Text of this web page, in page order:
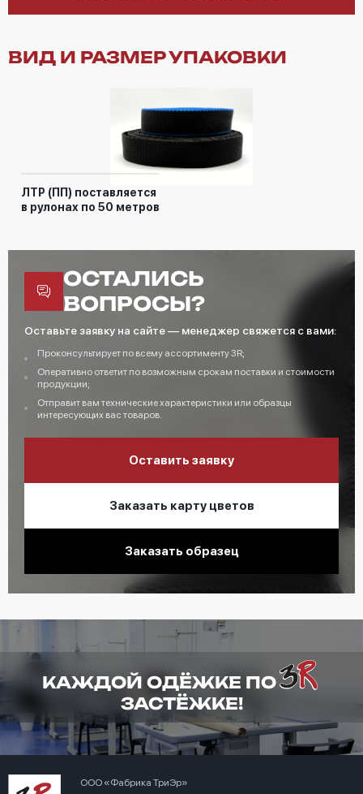
ВИД И РАЗМЕР УПАКОВКИ
ЛТР (ПП) поставляется
в рулонах по 50 метров
ОСТАЛИСЬ
ВОПРОСЫ?
Оставьте заявку на сайте — менеджер свяжется с вами:
Проконсультирует по всему ассортименту 3R;
Оперативно ответит по возможным срокам поставки и стоимости
продукции;
Отправит вам технические характеристики или образцы
интересующих вас товаров.
Оставить заявку
Заказать карту цветов
Заказать образец
КАЖДОЙ ОДЁЖКЕ ПО
ЗАСТЁЖКЕ!
ООО «Фабрика ТриЭр»